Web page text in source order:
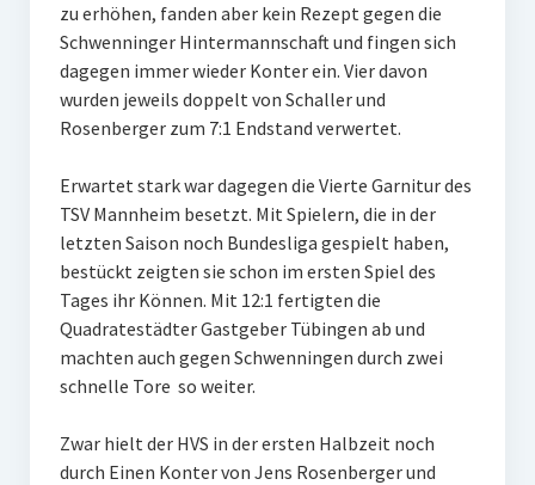
Zocker Reloaded
Galerie
Jugend Sponsoring
zu erhöhen, fanden aber kein Rezept gegen die
Schwenninger Hintermannschaft und fingen sich
dagegen immer wieder Konter ein. Vier davon
wurden jeweils doppelt von Schaller und
Rosenberger zum 7:1 Endstand verwertet.
Erwartet stark war dagegen die Vierte Garnitur des
TSV Mannheim besetzt. Mit Spielern, die in der
letzten Saison noch Bundesliga gespielt haben,
bestückt zeigten sie schon im ersten Spiel des
Tages ihr Können. Mit 12:1 fertigten die
Quadratestädter Gastgeber Tübingen ab und
machten auch gegen Schwenningen durch zwei
schnelle Tore so weiter.
Zwar hielt der HVS in der ersten Halbzeit noch
durch Einen Konter von Jens Rosenberger und